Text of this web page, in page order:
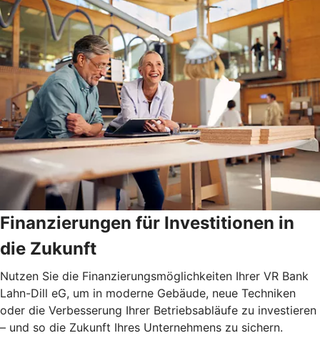
Finanzierungen für Investitionen in
die Zukunft
Nutzen Sie die Finanzierungsmöglichkeiten Ihrer VR Bank
Lahn-Dill eG, um in moderne Gebäude, neue Techniken
oder die Verbesserung Ihrer Betriebsabläufe zu investieren
– und so die Zukunft Ihres Unternehmens zu sichern.